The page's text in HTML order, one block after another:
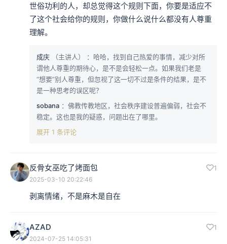
世俗功利的人，却总觉得这个规则下面，你要是适应不
了这个社会给你的规则，你做什么说什么都没有人尊重
理解。
成庆 （主讲人）
：哈哈，找到自己热爱的事情，减少对所
谓他人尊重的期待心，是不是会轻松一点。如果我们老是
“想要”别人尊重，但忽视了这一切不过是条件的结果，是不
是一种思考的误区呢？
sobana ：佛教传教地区，社会秩序建设普遍偏弱，社会不
稳定。这也是我的疑惑，问题出在了哪里。
展开 1 条评论
反骨女巫吃了烤面包 1
2025-03-10 20:22:46
剥离情绪，不是麻木是自在
AZAD 1
2024-07-25 14:05:31